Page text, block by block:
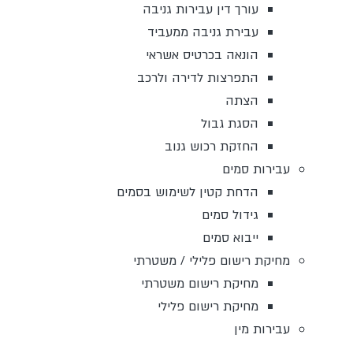
עורך דין עבירות גניבה
עבירת גניבה ממעביד
הונאה בכרטיס אשראי
התפרצות לדירה ולרכב
הצתה
הסגת גבול
החזקת רכוש גנוב
עבירות סמים
הדחת קטין לשימוש בסמים
גידול סמים
ייבוא סמים
מחיקת רישום פלילי / משטרתי
מחיקת רישום משטרתי
מחיקת רישום פלילי
עבירות מין